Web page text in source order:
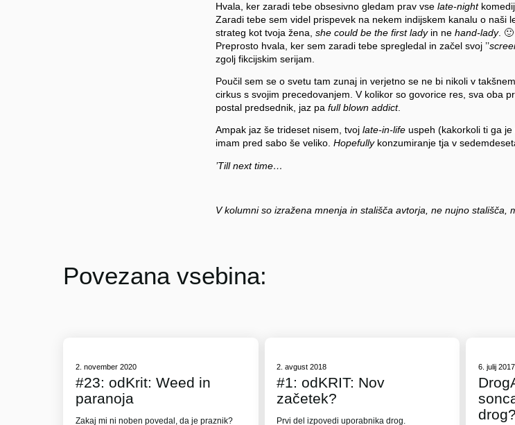
Hvala, ker zaradi tebe obsesivno gledam prav vselate-night
Zaradi tebe sem videl prispevek na nekem indijskem kanalu o naši
strateg kot tvoja žena,she could be the first ladyin nehand-lady. 🙂
Preprosto hvala, ker sem zaradi tebe spregledal in začel svoj ’’
zgolj fikcijskim serijam.
Poučil sem se o svetu tam zunaj in verjetno se ne bi nikoli v
cirkus s svojim precedovanjem. V kolikor so govorice res, sva oba
postal predsednik, jaz pafull blown addict.
Ampak jaz še trideset nisem, tvojlate-in-life uspeh (kakorkoli ti ga
imam pred sabo še veliko.Hopefullykonzumiranje tja v
’Till next time…
V kolumni so izražena mnenja in stališča avtorja, ne nujno stališča,
Povezana vsebina:
2. november 2020
#23: odKrit: Weed in
paranoja
Zakaj mi ni noben povedal, da je praznik?
2. avgust 2018
#1: odKRIT: Nov
začetek?
Prvi del izpovedi uporabnika drog.
6. julij 2017
drog?